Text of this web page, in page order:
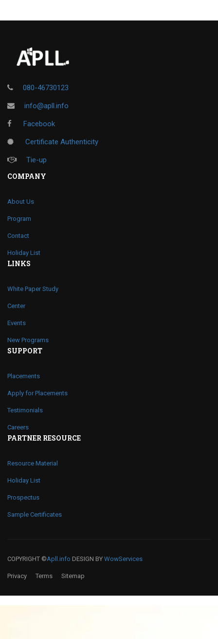
080-46730123
info@apll.info
Facebook
Certificate Authenticity
Tie-up
COMPANY
About Us
Program
Contact
Holiday List
LINKS
White Paper Study
Center
Events
New Programs
SUPPORT
Placements
Apply for Placements
Testimonials
Careers
PARTNER RESOURCE
Resource Material
Holiday List
Prospectus
Sample Certificates
COPYRIGHT ©Apll.info DESIGN BY WowServices
Privacy Terms Sitemap